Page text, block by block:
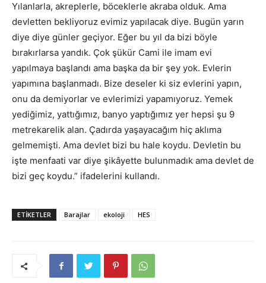
Yılanlarla, akreplerle, böceklerle akraba olduk. Ama
devletten bekliyoruz evimiz yapılacak diye. Bugün yarın
diye diye günler geçiyor. Eğer bu yıl da bizi böyle
bırakırlarsa yandık. Çok şükür Cami ile imam evi
yapılmaya başlandı ama başka da bir şey yok. Evlerin
yapımına başlanmadı. Bize deseler ki siz evlerini yapın,
onu da demiyorlar ve evlerimizi yapamıyoruz. Yemek
yediğimiz, yattığımız, banyo yaptığımız yer hepsi şu 9
metrekarelik alan. Çadırda yaşayacağım hiç aklıma
gelmemişti. Ama devlet bizi bu hale koydu. Devletin bu
işte menfaati var diye şikâyette bulunmadık ama devlet de
bizi geç koydu.” ifadelerini kullandı.
ETIKETLER Barajlar ekoloji HES